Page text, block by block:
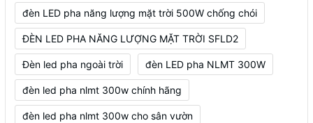
đèn LED pha năng lượng mặt trời 500W chống chói
ĐÈN LED PHA NĂNG LƯỢNG MẶT TRỜI SFLD2
Đèn led pha ngoài trời đèn LED pha NLMT 300W
đèn led pha nlmt 300w chính hãng
đèn led pha nlmt 300w cho sân vườn